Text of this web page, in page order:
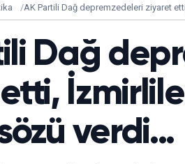
AK Partili Dağ depremzedeleri ziyaret
Dağ
verdi...